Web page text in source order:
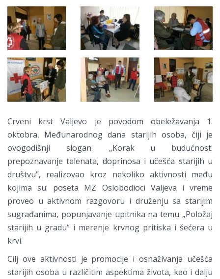
Crveni krst Valjevo je povodom obeležavanja 1.
oktobra, Međunarodnog dana starijih osoba, čiji je
ovogodišnji slogan: „Korak u budućnost:
prepoznavanje talenata, doprinosa i učešća starijih u
društvu", realizovao kroz nekoliko aktivnosti među
kojima su: poseta MZ Oslobodioci Valjeva i vreme
proveo u aktivnom razgovoru i druženju sa starijim
sugrađanima, popunjavanje upitnika na temu „Položaj
starijih u gradu“ i merenje krvnog pritiska i šećera u
krvi.
Cilj ove aktivnosti je promocije i osnaživanja učešća
starijih osoba u različitim aspektima života, kao i dalju